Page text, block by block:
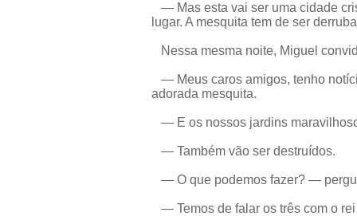
— Mas esta vai ser uma cidade
lugar. A mesquita tem de ser
Nessa mesma noite, Miguel
— Meus caros amigos, tenho
adorada mesquita.
— E os nossos jardins
— Também vão ser destruídos.
— O que podemos fazer? —
— Temos de falar os três com o